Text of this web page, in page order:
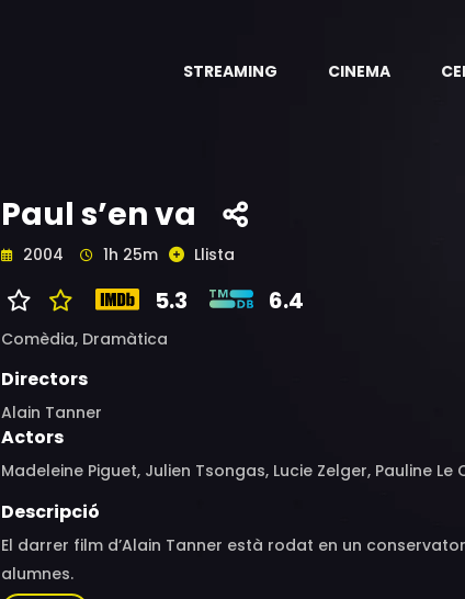
STREAMING CINEMA
Paul s’en va
2004 1h 25m Llista
5.3 6.4
Comèdia, Dramàtica
Directors
Alain Tanner
Actors
Madeleine Piguet, Julien Tsongas, Lucie Zelger, Pauline Le
Descripció
El darrer film d’Alain Tanner està rodat en un
alumnes.